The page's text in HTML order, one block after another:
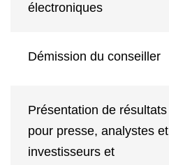
électroniques
Démission du conseiller
Présentation de résultats
pour presse, analystes et
investisseurs et